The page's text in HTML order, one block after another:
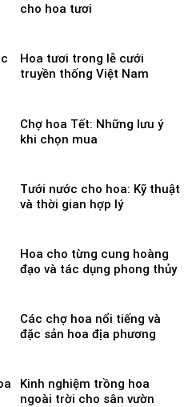
cho hoa tươi
Hoa tươi trong lễ cưới
truyền thống Việt Nam
Chợ hoa Tết: Những lưu ý
khi chọn mua
Tưới nước cho hoa: Kỹ thuật
và thời gian hợp lý
Hoa cho từng cung hoàng
đạo và tác dụng phong thủy
Các chợ hoa nổi tiếng và
đặc sản hoa địa phương
Kinh nghiệm trồng hoa
ngoài trời cho sân vườn